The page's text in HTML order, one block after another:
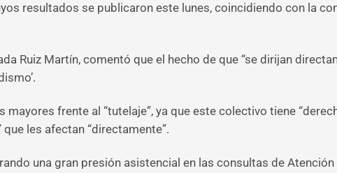
resultados se publicaron este lunes, coincidiendo con la
Ruiz Martín, comentó que el hecho de que “se dirijan
frente al “tutelaje”, ya que este colectivo tiene
les afectan “directamente”.
una gran presión asistencial en las consultas de Atención